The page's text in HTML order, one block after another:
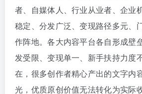
者、自媒体人、行业从业者、企业
稳定、分发广泛、变现路径多元、
作阵地。各大内容平台各自形成壁
发受限、变现单一、新手扶持力度
在，很多创作者精心产出的文字内
光，优质原创价值无法转化为实际